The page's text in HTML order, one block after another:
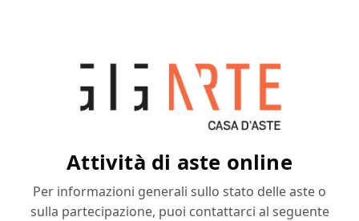
Attività di aste online
Per informazioni generali sullo stato delle aste o
sulla partecipazione, puoi contattarci al seguente